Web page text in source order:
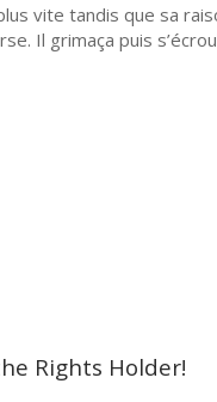
vite tandis que sa
Il grimaça puis
Rights Holder!